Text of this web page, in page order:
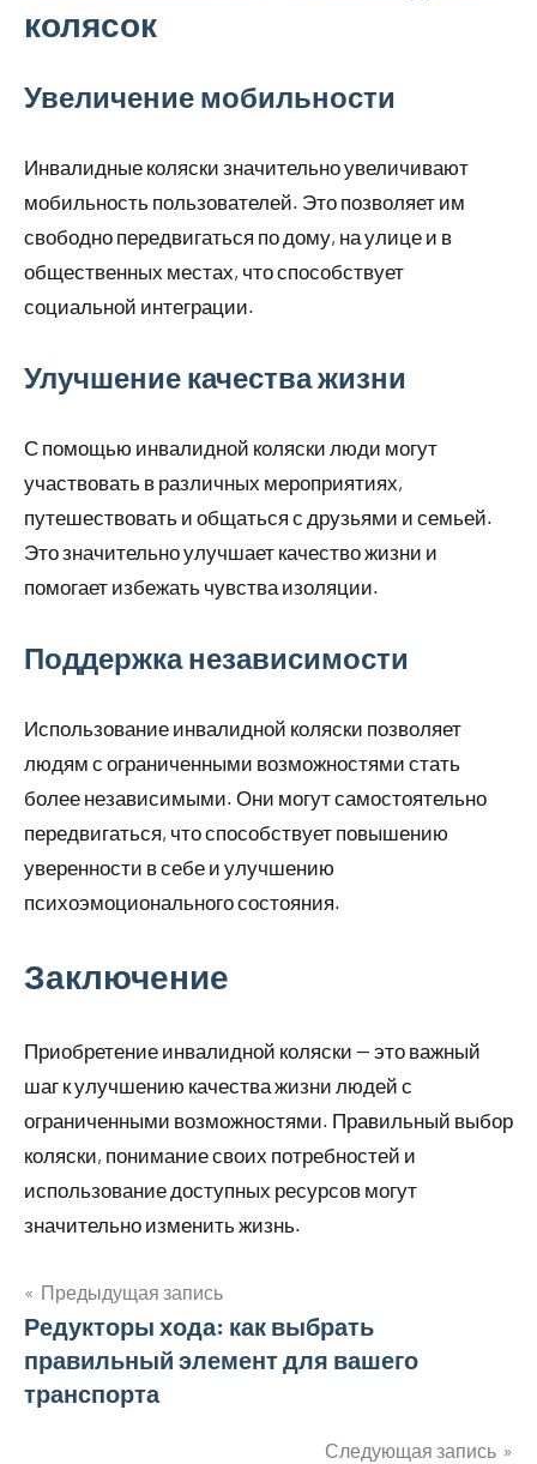
колясок
Увеличение мобильности
Инвалидные коляски значительно увеличивают
мобильность пользователей. Это позволяет им
свободно передвигаться по дому, на улице и в
общественных местах, что способствует
социальной интеграции.
Улучшение качества жизни
С помощью инвалидной коляски люди могут
участвовать в различных мероприятиях,
путешествовать и общаться с друзьями и семьей.
Это значительно улучшает качество жизни и
помогает избежать чувства изоляции.
Поддержка независимости
Использование инвалидной коляски позволяет
людям с ограниченными возможностями стать
более независимыми. Они могут самостоятельно
передвигаться, что способствует повышению
уверенности в себе и улучшению
психоэмоционального состояния.
Заключение
Приобретение инвалидной коляски — это важный
шаг к улучшению качества жизни людей с
ограниченными возможностями. Правильный выбор
коляски, понимание своих потребностей и
использование доступных ресурсов могут
значительно изменить жизнь.
Навигация
по
Предыдущая запись
Редукторы хода: как выбрать
правильный элемент для вашего
транспорта
Следующая запись